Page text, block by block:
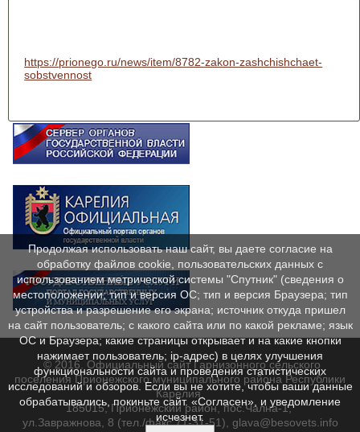
https://prionego.ru/news/item/8782-zakon-zashchishchaet-
sobstvennost
© 2016. Официальный сайт Гарнизонного сельского
поселения Прионежского муниципального района Республики
Карелия.
185015, Прионежский район, пос.Чална-1,
ул.Завражнова, 8 (тел./факс 71-31-51), glava@besovets.info
Продолжая использовать наш сайт, вы даете согласие на
обработку файлов cookie, пользовательских данных с
использованием метрической системы "Спутник" (сведения о
местоположении; тип и версия ОС; тип и версия Браузера; тип
устройства и разрешение его экрана; источник откуда пришел
на сайт пользователь; с какого сайта или по какой рекламе; язык
ОС и Браузера; какие страницы открывает и на какие кнопки
нажимает пользователь; ip-адрес) в целях улучшения
функциональности сайта и проведения статистических
исследований и обзоров. Если вы не хотите, чтобы ваши данные
обрабатывались, покиньте сайт. «Согласен», и уведомление
исчезнет.